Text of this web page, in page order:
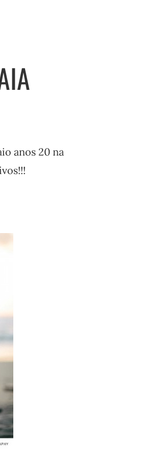
anos 20 na